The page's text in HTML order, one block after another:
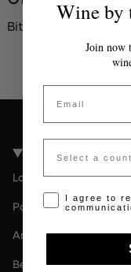
Bitte kontaktieren
Coravin
London
Paris
Amsterdam
Berlin
Wine by
Join now
Email
Country
Opt-inI agree to